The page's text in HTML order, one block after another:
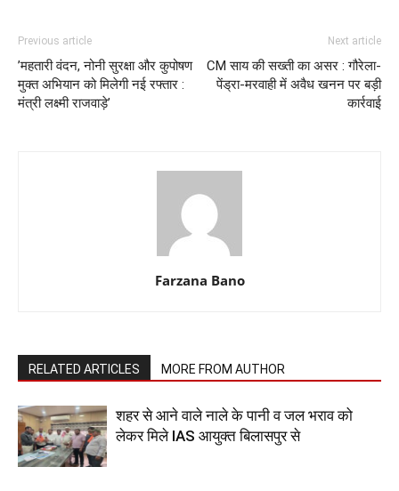
Previous article
’महतारी वंदन, नोनी सुरक्षा और कुपोषण
मुक्त अभियान को मिलेगी नई रफ्तार :
मंत्री लक्ष्मी राजवाड़े’
Next article
CM साय की सख्ती का असर : गौरेला-
पेंड्रा-मरवाही में अवैध खनन पर बड़ी
कार्रवाई
Farzana Bano
RELATED ARTICLES MORE FROM AUTHOR
शहर से आने वाले नाले के पानी व जल भराव को
लेकर मिले IAS आयुक्त बिलासपुर से